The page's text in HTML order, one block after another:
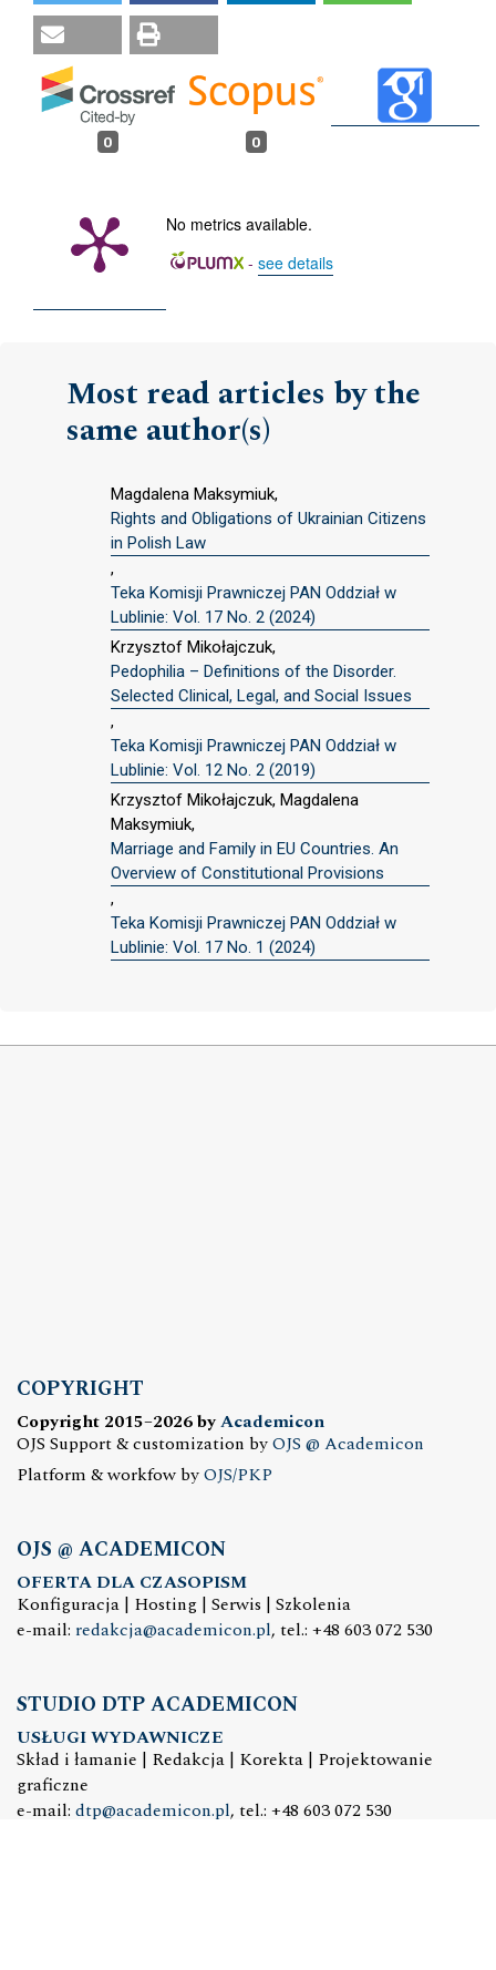
0 0
No metrics available.
- see details
Most read articles by the
same author(s)
Magdalena Maksymiuk,
Rights and Obligations of Ukrainian Citizens
in Polish Law
,
Teka Komisji Prawniczej PAN Oddział w
Lublinie: Vol. 17 No. 2 (2024)
Krzysztof Mikołajczuk,
Pedophilia – Definitions of the Disorder.
Selected Clinical, Legal, and Social Issues
,
Teka Komisji Prawniczej PAN Oddział w
Lublinie: Vol. 12 No. 2 (2019)
Krzysztof Mikołajczuk, Magdalena
Maksymiuk,
Marriage and Family in EU Countries. An
Overview of Constitutional Provisions
,
Teka Komisji Prawniczej PAN Oddział w
Lublinie: Vol. 17 No. 1 (2024)
COPYRIGHT
Copyright 2015–2026 byAcademicon
OJS Support & customization byOJS @ Academicon
Platform & workfow byOJS/PKP
OJS @ ACADEMICON
OFERTA DLA CZASOPISM
Konfiguracja | Hosting | Serwis | Szkolenia
e-mail: redakcja@academicon.pl, tel.: +48 603 072 530
STUDIO DTP ACADEMICON
USŁUGI WYDAWNICZE
Skład i łamanie | Redakcja | Korekta | Projektowanie
graficzne
e-mail: dtp@academicon.pl, tel.: +48 603 072 530